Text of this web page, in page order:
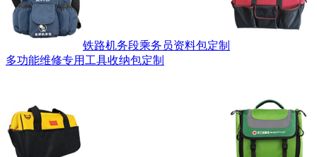
铁路机务段乘务员资料包定制
多功能维修专用工具收纳包定制